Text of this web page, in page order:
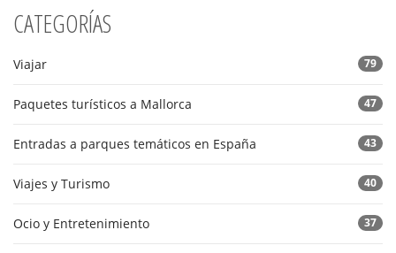
CATEGORÍAS
Viajar 79
Paquetes turísticos a Mallorca 47
Entradas a parques temáticos en España 43
Viajes y Turismo 40
Ocio y Entretenimiento 37